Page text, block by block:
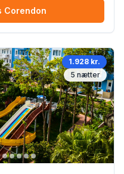
Corendon
1.928 kr.
5 nætter